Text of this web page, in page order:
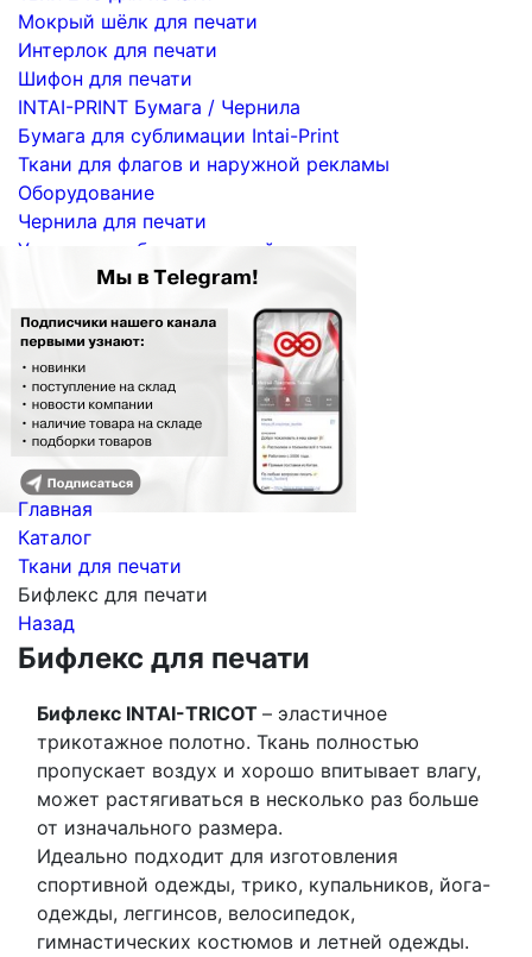
Мокрый шёлк для печати
Интерлок для печати
Шифон для печати
INTAI-PRINT Бумага / Чернила
Бумага для сублимации Intai-Print
Ткани для флагов и наружной рекламы
Оборудование
Чернила для печати
Услуги по сублимационной печати
Главная
Каталог
Ткани для печати
Бифлекс для печати
Назад
Бифлекс для печати
Бифлекс INTAI-TRICOT – эластичное
трикотажное полотно. Ткань полностью
пропускает воздух и хорошо впитывает влагу,
может растягиваться в несколько раз больше
от изначального размера.
Идеально подходит для изготовления
спортивной одежды, трико, купальников, йога-
одежды, леггинсов, велосипедок,
гимнастических костюмов и летней одежды.